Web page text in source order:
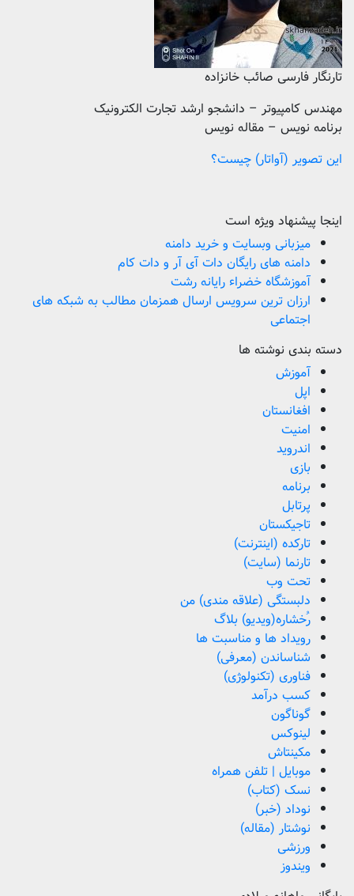
تارنگار فارسی صائب خانزاده
مهندس کامپیوتر – دانشجو ارشد تجارت الکترونیک
برنامه نویس – مقاله نویس
این تصویر (آواتار) چیست؟
اینجا پیشنهاد ویژه است
میزبانی وبسایت و خرید دامنه
دامنه های رایگان دات آی آر و دات کام
آموزشگاه خضراء رایانه رشت
ارزان ترین سرویس ارسال همزمان مطالب به شبکه های
اجتماعی
دسته بندی نوشته ها
آموزش
اپل
افغانستان
امنیت
اندروید
بازی
برنامه
پرتابل
تاجیکستان
تارکده (اینترنت)
تارنما (سایت)
تحت وب
دلبستگی (علاقه مندی) من
رُخشاره(ویدیو) بلاگ
رویداد ها و مناسبت ها
شناساندن (معرفی)
فناوری (تکنولوژی)
کسب درآمد
گوناگون
لینوکس
مکینتاش
موبایل | تلفن همراه
نسک (کتاب)
نوداد (خبر)
نوشتار (مقاله)
ورزشی
ویندوز